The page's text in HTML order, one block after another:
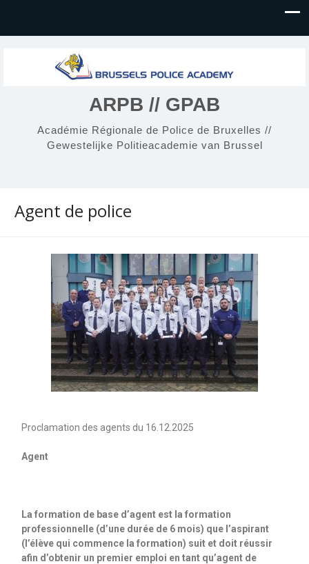
ARPB // GPAB
Académie Régionale de Police de Bruxelles //
Gewestelijke Politieacademie van Brussel
Agent de police
Proclamation des agents du 16.12.2025
Agent
La formation de base d’agent est la formation
professionnelle (d’une durée de 6 mois) que l’aspirant
(l’élève qui commence la formation) suit et doit réussir
afin d’obtenir un premier emploi en tant qu’agent de